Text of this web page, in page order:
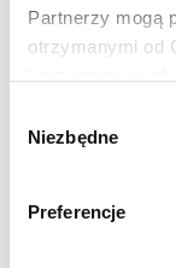
Partnerzy mogą
otrzymanymi od
zgody
Niezbędne
Preferencje